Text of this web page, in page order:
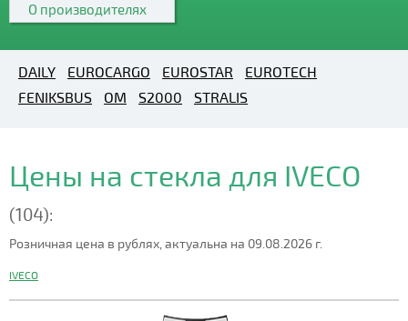
О производителях
DAILY EUROCARGO EUROSTAR
EUROTECH
FENIKSBUS
OM S2000 STRALIS
Цены на стекла для IVECO
(104):
Розничная цена в рублях, актуальна на 09.08.2026 г.
IVECO